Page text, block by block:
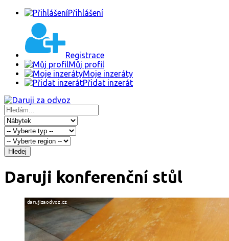
Přihlášení
Registrace
Můj profil
Moje inzeráty
Přidat inzerát
Hledej
Daruji konferenční stůl